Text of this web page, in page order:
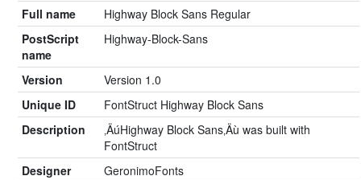
Full name
Highway Block Sans Regular
PostScript
name
Highway-Block-Sans
Version
Version 1.0
Unique ID
FontStruct Highway Block Sans
Description
‚ÄúHighway Block Sans‚Äù was built with
FontStruct
Designer
GeronimoFonts